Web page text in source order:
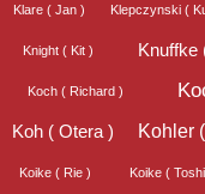
Klare ( Jan ) Klepczynski (
Knight ( Kit ) Knuffke
Koch ( Richard )
Koh ( Otera ) Kohler
Koike ( Rie ) Koike (